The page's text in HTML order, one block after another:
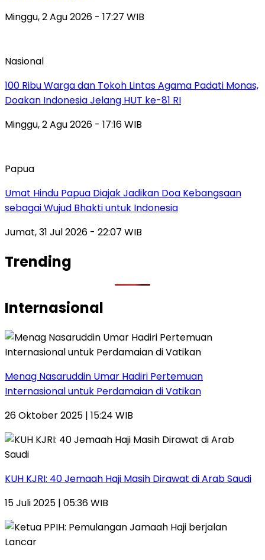
Minggu, 2 Agu 2026 - 17:27 WIB
Nasional
100 Ribu Warga dan Tokoh Lintas Agama Padati Monas,
Doakan Indonesia Jelang HUT ke-81 RI
Minggu, 2 Agu 2026 - 17:16 WIB
Papua
Umat Hindu Papua Diajak Jadikan Doa Kebangsaan
sebagai Wujud Bhakti untuk Indonesia
Jumat, 31 Jul 2026 - 22:07 WIB
Trending
Internasional
Menag Nasaruddin Umar Hadiri Pertemuan
Internasional untuk Perdamaian di Vatikan
26 Oktober 2025 | 15:24 WIB
KUH KJRI: 40 Jemaah Haji Masih Dirawat di Arab Saudi
15 Juli 2025 | 05:36 WIB